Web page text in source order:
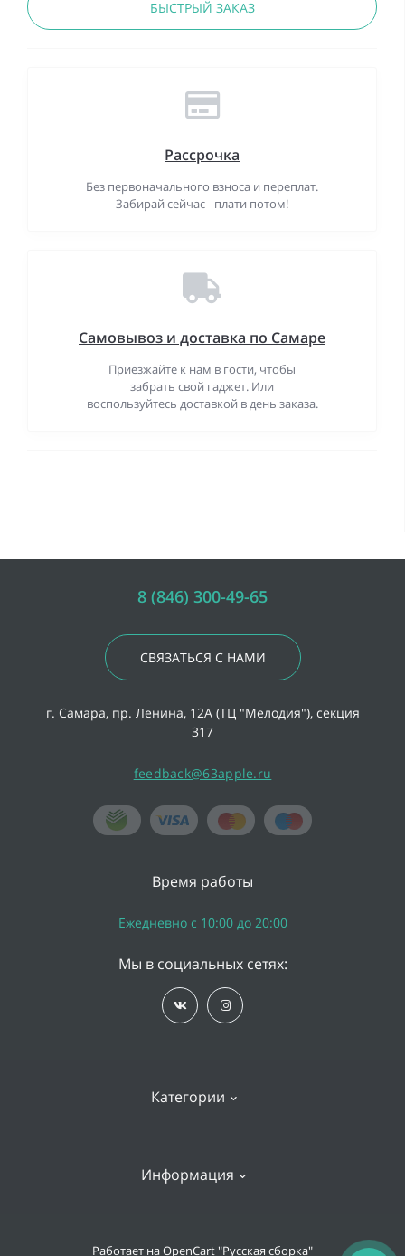
БЫСТРЫЙ ЗАКАЗ
Рассрочка
Без первоначального взноса и переплат.
Забирай сейчас - плати потом!
Самовывоз и доставка по Самаре
Приезжайте к нам в гости, чтобы
забрать свой гаджет. Или
воспользуйтесь доставкой в день заказа.
8 (846) 300-49-65
СВЯЗАТЬСЯ С НАМИ
г. Самара, пр. Ленина, 12А (ТЦ "Мелодия"), секция
317
feedback@63apple.ru
Категории
Информация
Доставка и оплата
Время работы
Ежедневно с 10:00 до 20:00
Мы в социальных сетях:
Работает наOpenCart "Русская сборка"